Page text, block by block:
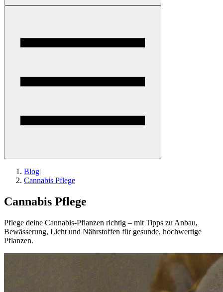
Blog|
Cannabis Pflege
Cannabis Pflege
Pflege deine Cannabis-Pflanzen richtig – mit Tipps zu Anbau,
Bewässerung, Licht und Nährstoffen für gesunde, hochwertige
Pflanzen.